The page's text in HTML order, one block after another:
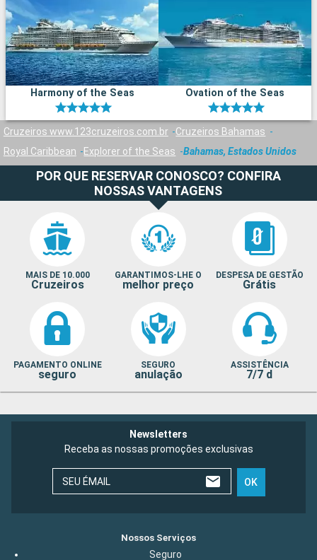
Harmony of the Seas Ovation of the Seas
Cruzeiros www.123cruzeiros.com.br
Cruzeiros Bahamas
Royal Caribbean
Explorer of the Seas Bahamas, Estados Unidos
POR QUE RESERVAR CONOSCO? CONFIRA
NOSSAS VANTAGENS
MAIS DE 10.000
Cruzeiros
GARANTIMOS-LHE O
melhor preço
DESPESA DE GESTÃO
Grátis
PAGAMENTO ONLINE
seguro
SEGURO
anulação
ASSISTÊNCIA
7/7 d
Newsletters
Receba as nossas promoções exclusivas
SEU ÉMAIL OK
Nossos Serviços
Seguro